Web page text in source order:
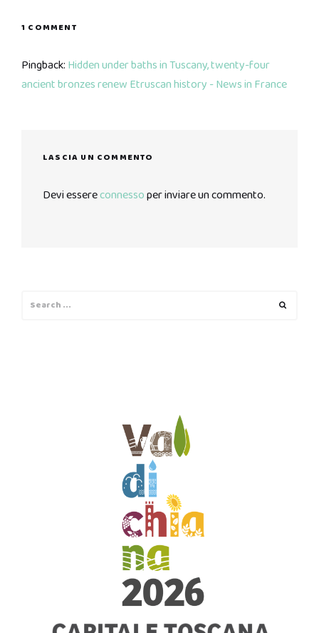
1 COMMENT
Pingback: Hidden under baths in Tuscany, twenty-four
ancient bronzes renew Etruscan history - News in France
LASCIA UN COMMENTO
Devi essereconnessoper inviare un commento.
for: